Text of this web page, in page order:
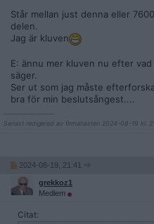
Står mellan just denna eller
delen.
Jag är kluven
E: ännu mer kluven nu efter
säger.
Ser ut som jag måste
bra för min beslutsångest....
Senast redigerad av firmahasten 2024-08-19 kl.
2024-08-19, 21:41
grekkoz1
Medlem
Citat: